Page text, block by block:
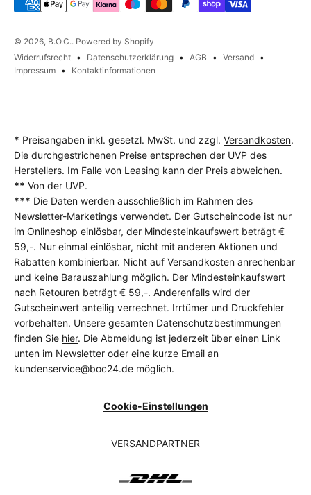
© 2026, B.O.C.. Powered by Shopify
Widerrufsrecht
Datenschutzerklärung AGB
Versand
Impressum
Kontaktinformationen
* Preisangaben inkl. gesetzl. MwSt. und zzgl. Versandkosten.
Die durchgestrichenen Preise entsprechen der UVP des
Herstellers. Im Falle von Leasing kann der Preis abweichen.
** Von der UVP.
*** Die Daten werden ausschließlich im Rahmen des
Newsletter-Marketings verwendet. Der Gutscheincode ist nur
im Onlineshop einlösbar, der Mindesteinkaufswert beträgt €
59,-. Nur einmal einlösbar, nicht mit anderen Aktionen und
Rabatten kombinierbar. Nicht auf Versandkosten anrechenbar
und keine Barauszahlung möglich. Der Mindesteinkaufswert
nach Retouren beträgt € 59,-. Anderenfalls wird der
Gutscheinwert anteilig verrechnet. Irrtümer und Druckfehler
vorbehalten. Unsere gesamten Datenschutzbestimmungen
finden Sie hier. Die Abmeldung ist jederzeit über einen Link
unten im Newsletter oder eine kurze Email an
kundenservice@boc24.de möglich.
Cookie-Einstellungen
VERSANDPARTNER